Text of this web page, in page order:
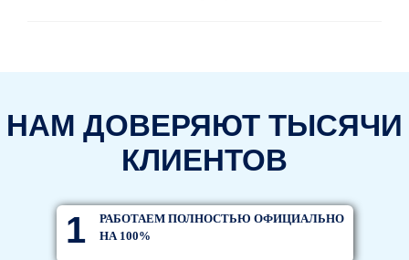
НАМ ДОВЕРЯЮТ ТЫСЯЧИ
КЛИЕНТОВ
1
РАБОТАЕМ ПОЛНОСТЬЮ ОФИЦИАЛЬНО
НА 100%